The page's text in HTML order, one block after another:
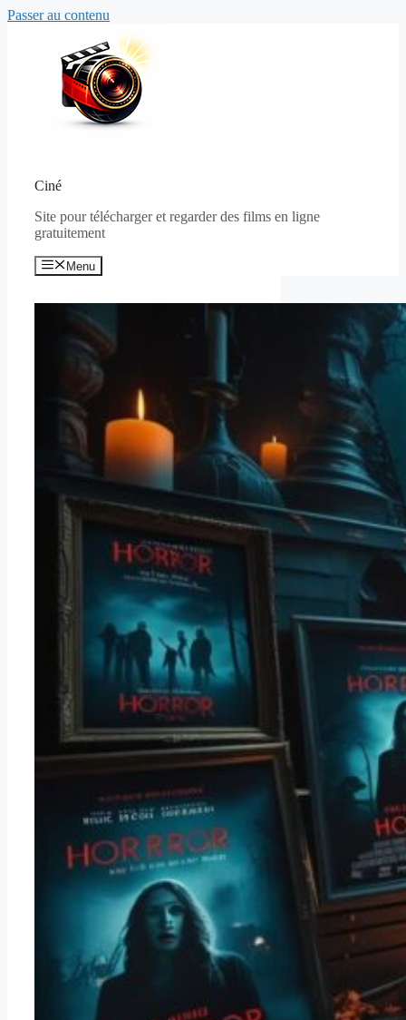
Passer au contenu
Ciné
Site pour télécharger et regarder des films en ligne
gratuitement
Menu